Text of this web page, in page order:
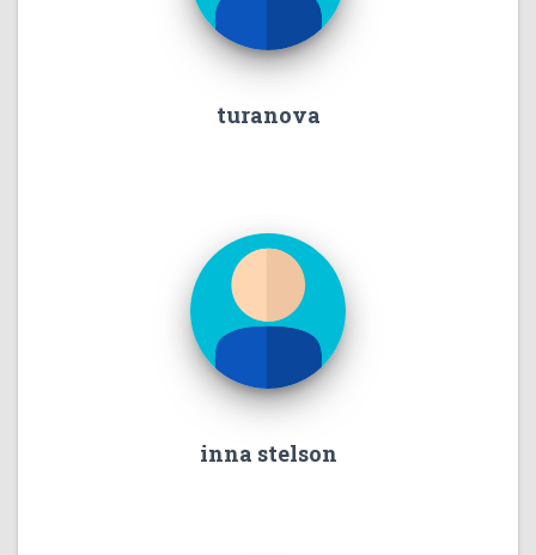
turanova
inna stelson